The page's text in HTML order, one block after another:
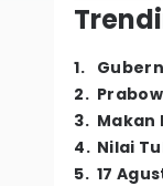
1.
2.
3. Makan
4. Nilai
5. 17